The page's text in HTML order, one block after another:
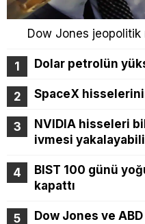
Dow Jones jeopolitik
Dolar petrolün
SpaceX
NVIDIA hisseleri
ivmesi
BIST 100 günü
kapattı
Dow Jones ve